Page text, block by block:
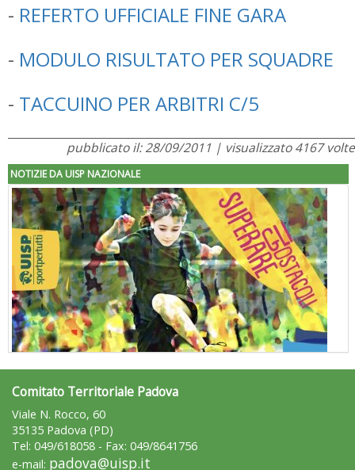
- REFERTO UFFICIALE FINE GARA
- MODULO RISULTATO PER SQUADRE
- TACCUINO PER ARBITRI C/5
pubblicato il: 28/09/2011 | visualizzato 4167 volte
NOTIZIE DA UISP NAZIONALE
"Superare gli ostacoli": la relazione di Tiziano Pesce al CN Uisp
Comitato Territoriale Padova
Viale N. Rocco, 60
35135 Padova (PD)
Tel: 049/618058 - Fax: 049/8641756
e-mail: padova@uisp.it